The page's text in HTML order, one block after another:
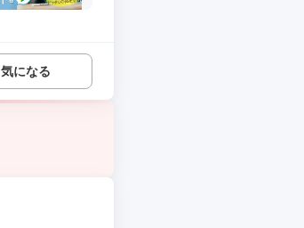
気になる